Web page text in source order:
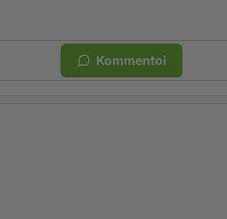
Kommentoi